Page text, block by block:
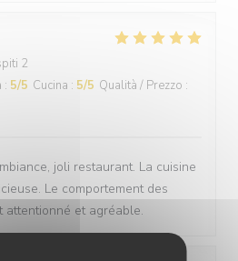
2
: 5/5 Cucina : 5/5 Qualità / Prezzo :
joli restaurant. La cuisine
Le comportement des
attentionné et agréable.